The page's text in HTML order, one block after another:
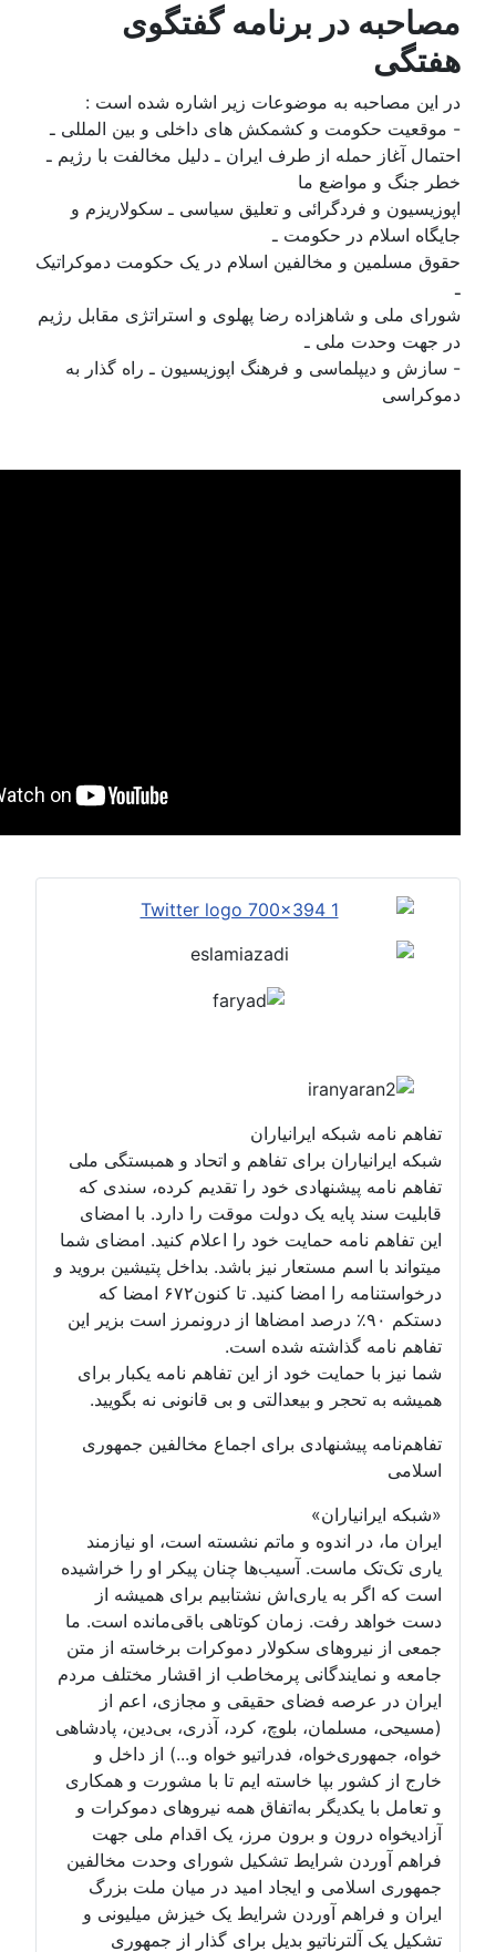
برنامه گفتگوی
به موضوعات زیر اشاره شده است :
و کشمکش های داخلی و بین المللی ـ
از طرف ایران ـ دلیل مخالفت با رژیم ـ
ما
و تعلیق سیاسی ـ سکولاریزم و
حکومت ـ
مخالفین اسلام در یک حکومت دموکراتیک
رضا پهلوی و استراتژی مقابل رژیم
ملی ـ
و فرهنگ اپوزیسیون ـ راه گذار به
ایرانیاران
برای تفاهم و اتحاد و همبستگی ملی
خود را تقدیم کرده، سندی که
یک دولت موقت را دارد. با امضای
حمایت خود را اعلام کنید. امضای شما
مستعار نیز باشد. بداخل پتیشین بروید و
درخواستنامه را امضا کنید. تا کنون۶۷۲ امضا که
۹۰٪ درصد امضاها از درونمرز است بزیر این
گذاشته شده است.
خود از این تفاهم نامه یکبار برای
و بیعدالتی و بی قانونی نه بگویید.
برای اجماع مخالفین جمهوری
اندوه و ماتم نشسته است، او نیازمند
آسیب‌ها چنان پیکر او را خراشیده
یاری‌اش نشتابیم برای همیشه از
زمان کوتاهی باقی‌مانده است. ما
سکولار دموکرات برخاسته از متن
پرمخاطب از اقشار مختلف مردم
فضای حقیقی و مجازی، اعم از
بلوچ، کرد، آذری، بی‌دین، پادشاهی
فدراتیو خواه و...) از داخل و
بپا خاسته ایم تا با مشورت و همکاری
به‌اتفاق همه نیروهای دموکرات و
و برون مرز، یک اقدام ملی جهت
شرایط تشکیل شورای وحدت مخالفین
و ایجاد امید در میان ملت بزرگ
آوردن شرایط یک خیزش میلیونی و
بدیل برای گذار از جمهوری